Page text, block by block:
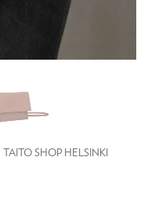
TAITO SHOP HELSINKI